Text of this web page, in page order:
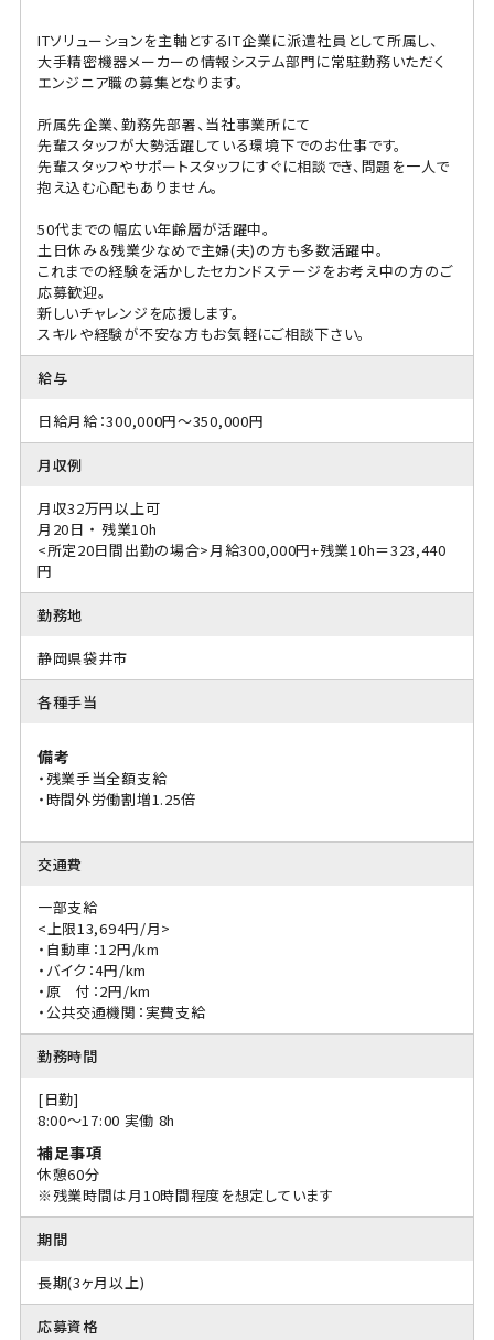
ITソリューションを主軸とするIT企業に派遣社員として所属し、
大手精密機器メーカーの情報システム部門に常駐勤務いただく
エンジニア職の募集となります。
所属先企業、勤務先部署、当社事業所にて
先輩スタッフが大勢活躍している環境下でのお仕事です。
先輩スタッフやサポートスタッフにすぐに相談でき、問題を一人で
抱え込む心配もありません。
50代までの幅広い年齢層が活躍中。
土日休み＆残業少なめで主婦(夫)の方も多数活躍中。
これまでの経験を活かしたセカンドステージをお考え中の方のご
応募歓迎。
新しいチャレンジを応援します。
スキルや経験が不安な方もお気軽にご相談下さい。
給与
日給月給：300,000円～350,000円
月収例
月収32万円以上可
月20日 ・ 残業10h
<所定20日間出勤の場合>月給300,000円+残業10h＝323,440
円
勤務地
静岡県袋井市
各種手当
備考
・残業手当全額支給
・時間外労働割増1.25倍
交通費
一部支給
<上限13,694円/月>
・自動車：12円/km
・バイク：4円/km
・原 付：2円/km
・公共交通機関：実費支給
勤務時間
[日勤]
8:00〜17:00 実働 8h
補足事項
休憩60分
※残業時間は月10時間程度を想定しています
期間
長期(3ヶ月以上)
応募資格